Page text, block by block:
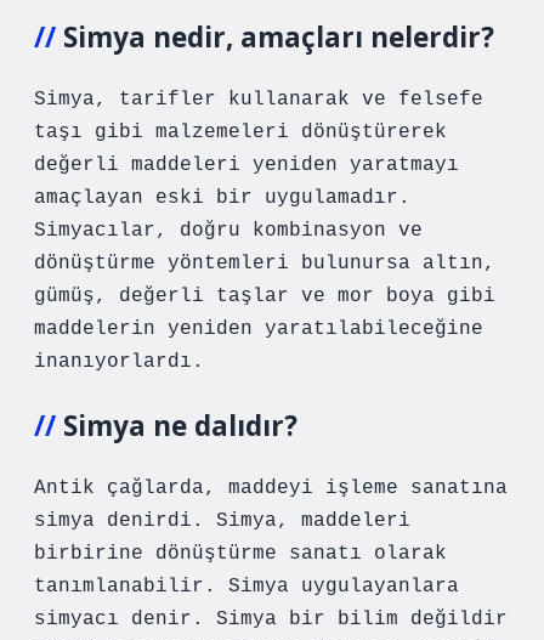
Simya nedir, amaçları nelerdir?
Simya, tarifler kullanarak ve felsefe
taşı gibi malzemeleri dönüştürerek
değerli maddeleri yeniden yaratmayı
amaçlayan eski bir uygulamadır.
Simyacılar, doğru kombinasyon ve
dönüştürme yöntemleri bulunursa altın,
gümüş, değerli taşlar ve mor boya gibi
maddelerin yeniden yaratılabileceğine
inanıyorlardı.
Simya ne dalıdır?
Antik çağlarda, maddeyi işleme sanatına
simya denirdi. Simya, maddeleri
birbirine dönüştürme sanatı olarak
tanımlanabilir. Simya uygulayanlara
simyacı denir. Simya bir bilim değildir